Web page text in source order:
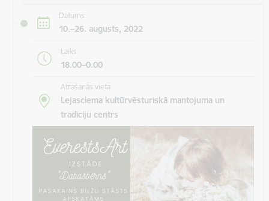
Datums
10.–26. augusts, 2022
Laiks
18.00–0.00
Atrašanās vieta
Lejasciema kultūrvēsturiskā mantojuma un
tradīciju centrs